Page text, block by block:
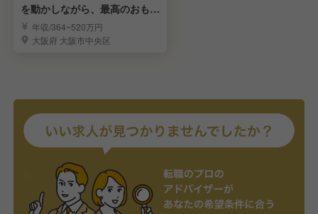
を動かしながら、最高のおもて
なしを届けるお仕事
年収/364~520万円
大阪府 大阪市中央区